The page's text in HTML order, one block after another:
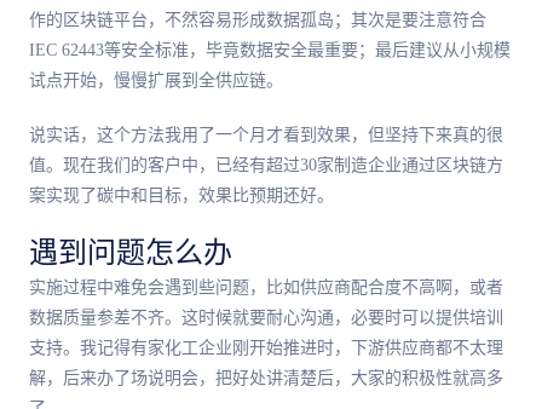
作的区块链平台，不然容易形成数据孤岛；其次是要注意符合
IEC 62443等安全标准，毕竟数据安全最重要；最后建议从小规模
试点开始，慢慢扩展到全供应链。
说实话，这个方法我用了一个月才看到效果，但坚持下来真的很
值。现在我们的客户中，已经有超过30家制造企业通过区块链方
案实现了碳中和目标，效果比预期还好。
遇到问题怎么办
实施过程中难免会遇到些问题，比如供应商配合度不高啊，或者
数据质量参差不齐。这时候就要耐心沟通，必要时可以提供培训
支持。我记得有家化工企业刚开始推进时，下游供应商都不太理
解，后来办了场说明会，把好处讲清楚后，大家的积极性就高多